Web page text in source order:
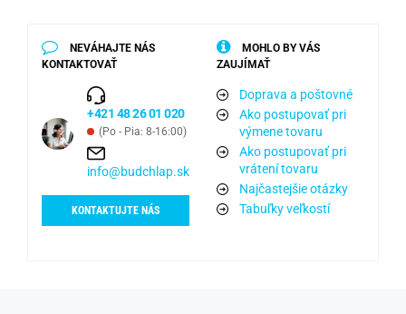
NEVÁHAJTE NÁS
KONTAKTOVAŤ
+421 48 26 01 020
(Po - Pia: 8-16:00)
info@budchlap.sk
KONTAKTUJTE NÁS
MOHLO BY VÁS
ZAUJÍMAŤ
Doprava a poštovné
Ako postupovať pri
výmene tovaru
Ako postupovať pri
vrátení tovaru
Najčastejšie otázky
Tabuľky veľkostí